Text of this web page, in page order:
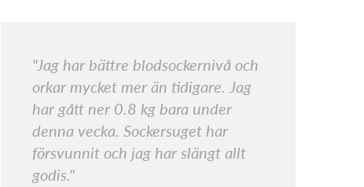
"Jag har bättre blodsockernivå och
orkar mycket mer än tidigare. Jag
har gått ner 0.8 kg bara under
denna vecka. Sockersuget har
försvunnit och jag har slängt allt
godis."